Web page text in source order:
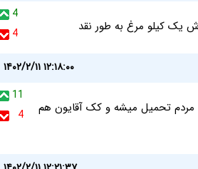
4
4
۱۴۰۲/۲/۱۱ ۱۲:۱۸:۰۰
11
4
مردم تحمیل میشه و کک آقایون هم